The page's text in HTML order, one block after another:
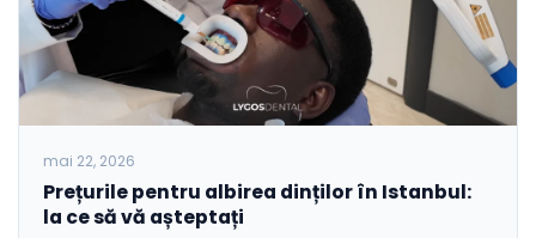
mai 22, 2026
Prețurile pentru albirea dinților în Istanbul:
la ce să vă așteptați